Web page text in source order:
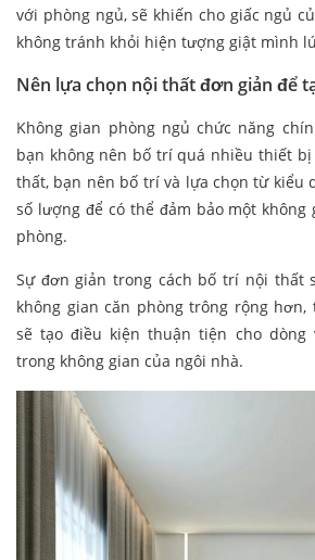
với phòng ngủ, sẽ khiến cho giấc ngủ
không tránh khỏi hiện tượng giật mình
Nên lựa chọn nội thất đơn giản để
Không gian phòng ngủ chức năng
bạn không nên bố trí quá nhiều thiết
thất, bạn nên bố trí và lựa chọn từ kiểu
số lượng để có thể đảm bảo một
phòng.
Sự đơn giản trong cách bố trí nội thất
không gian căn phòng trông rộng hơn,
sẽ tạo điều kiện thuận tiện cho dòng
trong không gian của ngôi nhà.